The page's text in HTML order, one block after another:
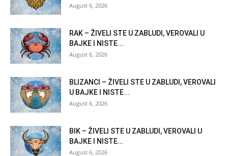
August 6, 2026
RAK – ŽIVELI STE U ZABLUDI, VEROVALI U
BAJKE I NISTE...
August 6, 2026
BLIZANCI – ŽIVELI STE U ZABLUDI, VEROVALI
U BAJKE I NISTE...
August 6, 2026
BIK – ŽIVELI STE U ZABLUDI, VEROVALI U
BAJKE I NISTE...
August 6, 2026